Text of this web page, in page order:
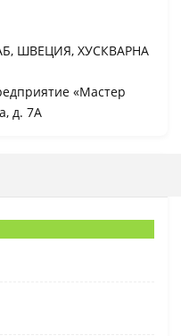
ШВЕЦИЯ, ХУСКВАРНА
«Мастер
д. 7А